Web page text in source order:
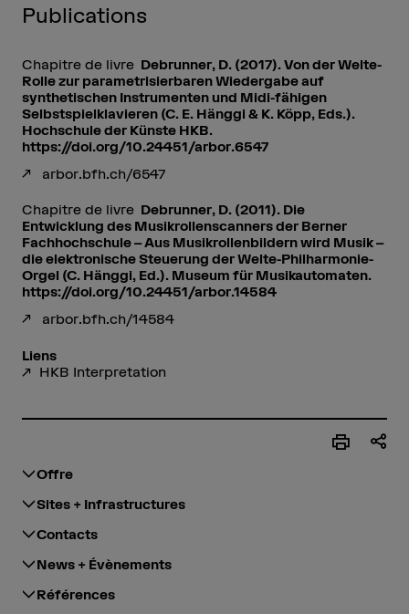
Publications
Chapitre de livre Debrunner, D. (2017). Von der Welte-
Rolle zur parametrisierbaren Wiedergabe auf
synthetischen Instrumenten und Midi-fähigen
Selbstspielklavieren (C. E. Hänggi & K. Köpp, Eds.).
Hochschule der Künste HKB.
https://doi.org/10.24451/arbor.6547
arbor.bfh.ch/6547
Chapitre de livre Debrunner, D. (2011). Die
Entwicklung des Musikrollenscanners der Berner
Fachhochschule – Aus Musikrollenbildern wird Musik –
die elektronische Steuerung der Welte-Philharmonie-
Orgel (C. Hänggi, Ed.). Museum für Musikautomaten.
https://doi.org/10.24451/arbor.14584
arbor.bfh.ch/14584
Liens
HKB Interpretation
Offre
Sites + Infrastructures
Contacts
News + Évènements
Références